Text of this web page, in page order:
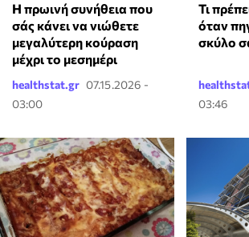
Η πρωινή συνήθεια που
σάς κάνει να νιώθετε
μεγαλύτερη κούραση
μέχρι το μεσημέρι
healthstat.gr 07.15.2026 -
03:00
Τι
όταν
σκύλο
03:46